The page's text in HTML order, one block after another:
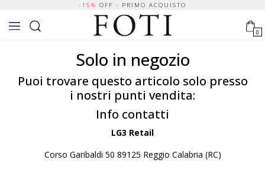
-15% OFF - PRIMO ACQUISTO
0
Solo in negozio
Puoi trovare questo articolo solo presso
i nostri punti vendita:
Info contatti
LG3 Retail
Corso Garibaldi 50 89125 Reggio Calabria (RC)